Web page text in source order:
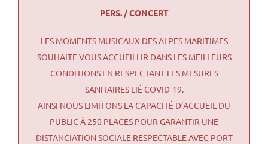
PERS. / CONCERT
LES MOMENTS MUSICAUX DES ALPES MARITIMES
SOUHAITE VOUS ACCUEILLIR DANS LES MEILLEURS
CONDITIONS EN RESPECTANT LES MESURES
SANITAIRES LIÉ COVID-19.
AINSI NOUS LIMITONS LA CAPACITÉ D’ACCUEIL DU
PUBLIC À 250 PLACES POUR GARANTIR UNE
DISTANCIATION SOCIALE RESPECTABLE AVEC PORT